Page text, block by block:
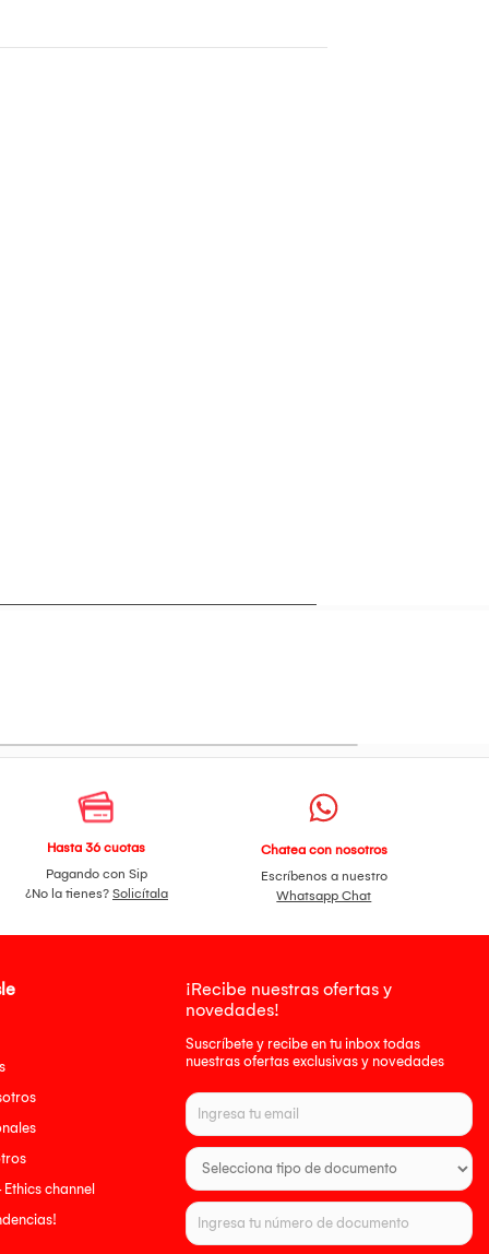
Hasta 36 cuotas
Pagando con Sip
¿No la tienes? Solicítala
Chatea con nosotros
Escríbenos a nuestro
Whatsapp Chat
channel
¡Recibe nuestras ofertas y
novedades!
Suscríbete y recibe en tu inbox todas
nuestras ofertas exclusivas y novedades